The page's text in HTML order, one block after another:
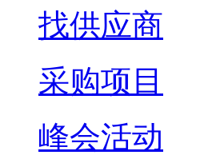
找供应商
采购项目
峰会活动